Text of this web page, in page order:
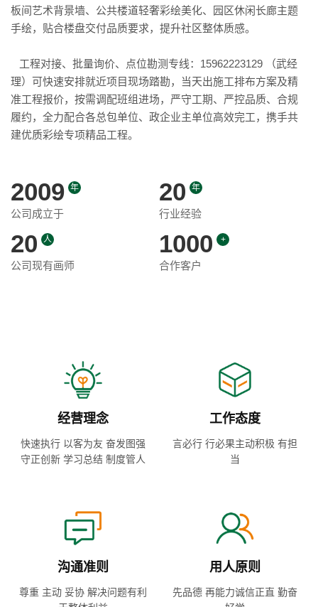
板间艺术背景墙、公共楼道轻奢彩绘美化、园区休闲长廊主题
手绘，贴合楼盘交付品质要求，提升社区整体质感。
工程对接、批量询价、点位勘测专线：15962223129 （武经
理）可快速安排就近项目现场踏勘，当天出施工排布方案及精
准工程报价，按需调配班组进场，严守工期、严控品质、合规
履约，全力配合各总包单位、政企业主单位高效完工，携手共
建优质彩绘专项精品工程。
2009 年
公司成立于
20 年
行业经验
20 人
公司现有画师
1000 +
合作客户
经营理念
快速执行 以客为友 奋发图强
守正创新 学习总结 制度管人
工作态度
言必行 行必果主动积极 有担
当
沟通准则
尊重 主动 妥协 解决问题有利
用人原则
先品德 再能力诚信正直 勤奋